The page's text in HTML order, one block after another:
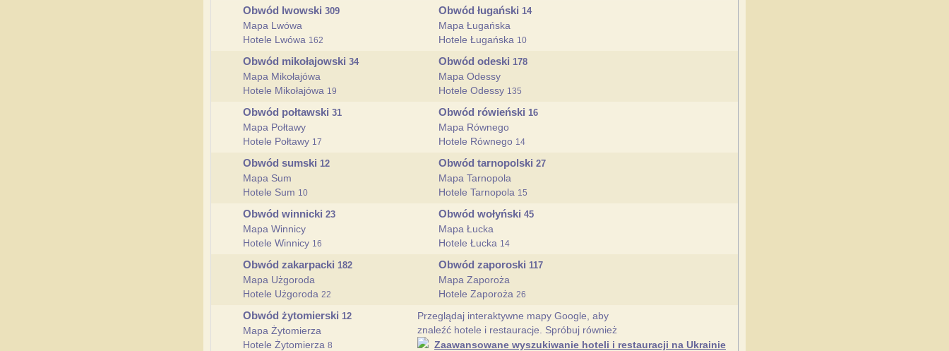
Obwód lwowski 309
Mapa Lwówa
Hotele Lwówa 162
Obwód ługański 14
Mapa Ługańska
Hotele Ługańska 10
Obwód mikołajowski 34
Mapa Mikołajówa
Hotele Mikołajówa 19
Obwód odeski 178
Mapa Odessy
Hotele Odessy 135
Obwód połtawski 31
Mapa Połtawy
Hotele Połtawy 17
Obwód rówieński 16
Mapa Równego
Hotele Równego 14
Obwód sumski 12
Mapa Sum
Hotele Sum 10
Obwód tarnopolski 27
Mapa Tarnopola
Hotele Tarnopola 15
Obwód winnicki 23
Mapa Winnicy
Hotele Winnicy 16
Obwód wołyński 45
Mapa Łucka
Hotele Łucka 14
Obwód zakarpacki 182
Mapa Użgoroda
Hotele Użgoroda 22
Obwód zaporoski 117
Mapa Zaporoża
Hotele Zaporoża 26
Obwód żytomierski 12
Mapa Żytomierza
Hotele Żytomierza 8
Przeglądaj interaktywne mapy Google, aby
znaleźć hotele i restauracje. Spróbuj również
Zaawansowane wyszukiwanie hoteli i restauracji na Ukrainie